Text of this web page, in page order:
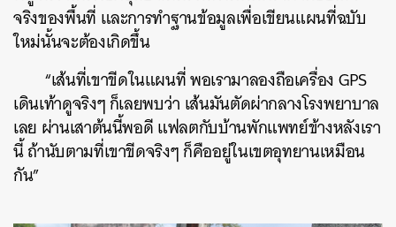
จริงของพื้นที่ และการทำฐานข้อมูลเพื่อเขียนแผนที่ฉบับ
ใหม่นั้นจะต้องเกิดขึ้น
“เส้นที่เขาขีดในแผนที่ พอเรามาลองถือเครื่อง GPS
เดินเท้าดูจริงๆ ก็เลยพบว่า เส้นมันตัดผ่ากลางโรงพยาบาล
เลย ผ่านเสาต้นนี้พอดี แฟลตกับบ้านพักแพทย์ข้างหลังเรา
นี้ ถ้านับตามที่เขาขีดจริงๆ ก็คืออยู่ในเขตอุทยานเหมือน
กัน”